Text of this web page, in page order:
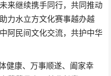
来继续携手同行，共同推动
力水立方文化赛事越办越
阿民间文化交流，共护中华
康、万事顺遂、阖家幸